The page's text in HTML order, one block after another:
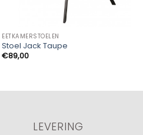
EETKAMERSTOELEN
Stoel Jack Taupe
€89,00
LEVERING